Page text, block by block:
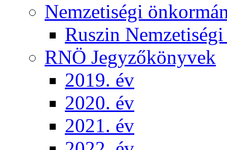
Nemzetiségi
Ruszin
RNÖ Jegyzőkönyvek
2019. év
2020. év
2021. év